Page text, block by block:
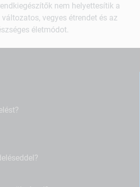
nem helyettesítik a
vegyes étrendet és az
életmódot.